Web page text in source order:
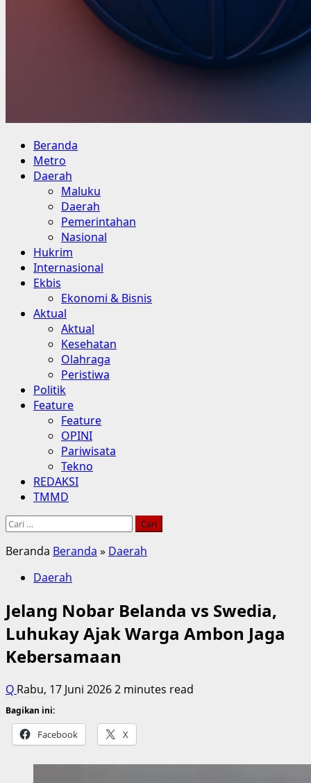
Primary
Menu
Beranda
Metro
Daerah
Maluku
Daerah
Pemerintahan
Nasional
Hukrim
Internasional
Ekbis
Ekonomi & Bisnis
Aktual
Aktual
Kesehatan
Olahraga
Peristiwa
Politik
Feature
Feature
OPINI
Pariwisata
Tekno
REDAKSI
TMMD
Cari
Beranda Beranda » Daerah
Daerah
Jelang Nobar Belanda vs Swedia,
Luhukay Ajak Warga Ambon Jaga
Kebersamaan
Q Rabu, 17 Juni 20262 minutes read
Bagikan ini:
Facebook X